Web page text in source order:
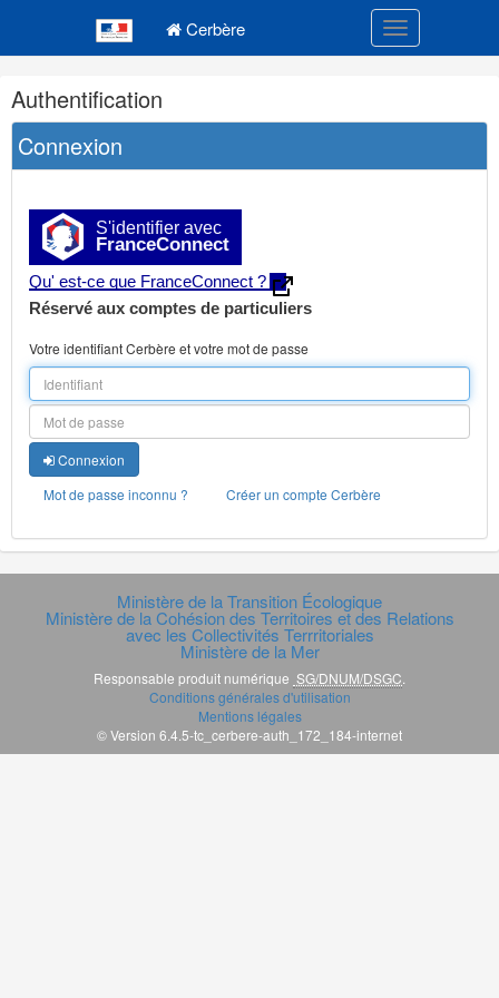
Cerbère Toggle
Navigation
et
outils
annexes
Authentification
Connexion
S'identifier avec
FranceConnect
Qu' est-ce que FranceConnect ?
Réservé aux comptes de particuliers
Votre identifiant Cerbère et votre mot de passe
Connexion
Mot de passe inconnu ?
Créer un compte Cerbère
Ministère de la Transition Écologique
Ministère de la Cohésion des Territoires et des Relations
avec les Collectivités Terrritoriales
Ministère de la Mer
Responsable produit numérique SG/DNUM/DSGC.
Conditions générales d'utilisation
Mentions légales
© Version 6.4.5-tc_cerbere-auth_172_184-internet